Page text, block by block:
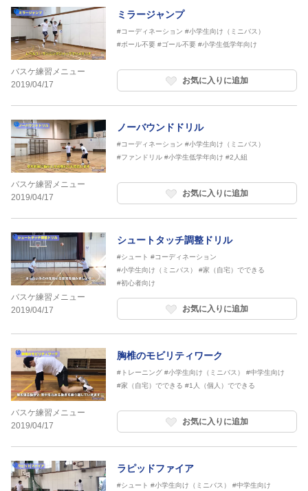
バスケ練習メニュー
2019/04/17
ミラージャンプ
#コーディネーション #小学生向け（ミニバス）
#ボール不要 #ゴール不要 #小学生低学年向け
お気に入りに追加
バスケ練習メニュー
2019/04/17
ノーバウンドドリル
#コーディネーション #小学生向け（ミニバス）
#ファンドリル #小学生低学年向け #2人組
お気に入りに追加
バスケ練習メニュー
2019/04/17
シュートタッチ調整ドリル
#シュート #コーディネーション
#小学生向け（ミニバス）
#家（自宅）でできる
#初心者向け
お気に入りに追加
バスケ練習メニュー
2019/04/17
胸椎のモビリティワーク
#トレーニング #小学生向け（ミニバス）
#中学生向け
#家（自宅）でできる #1人（個人）でできる
お気に入りに追加
ラピッドファイア
#シュート #小学生向け（ミニバス）
#中学生向け